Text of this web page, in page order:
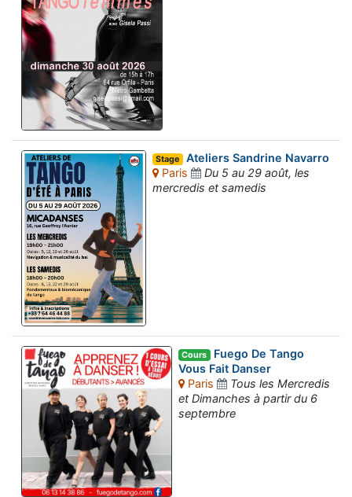
Stage Ateliers Sandrine Navarro
Paris
Du 5 au 29 août, les
mercredis et samedis
Cours Fuego De Tango
Vous Fait Danser
Paris
Tous les Mercredis
et Dimanches à partir du 6
septembre